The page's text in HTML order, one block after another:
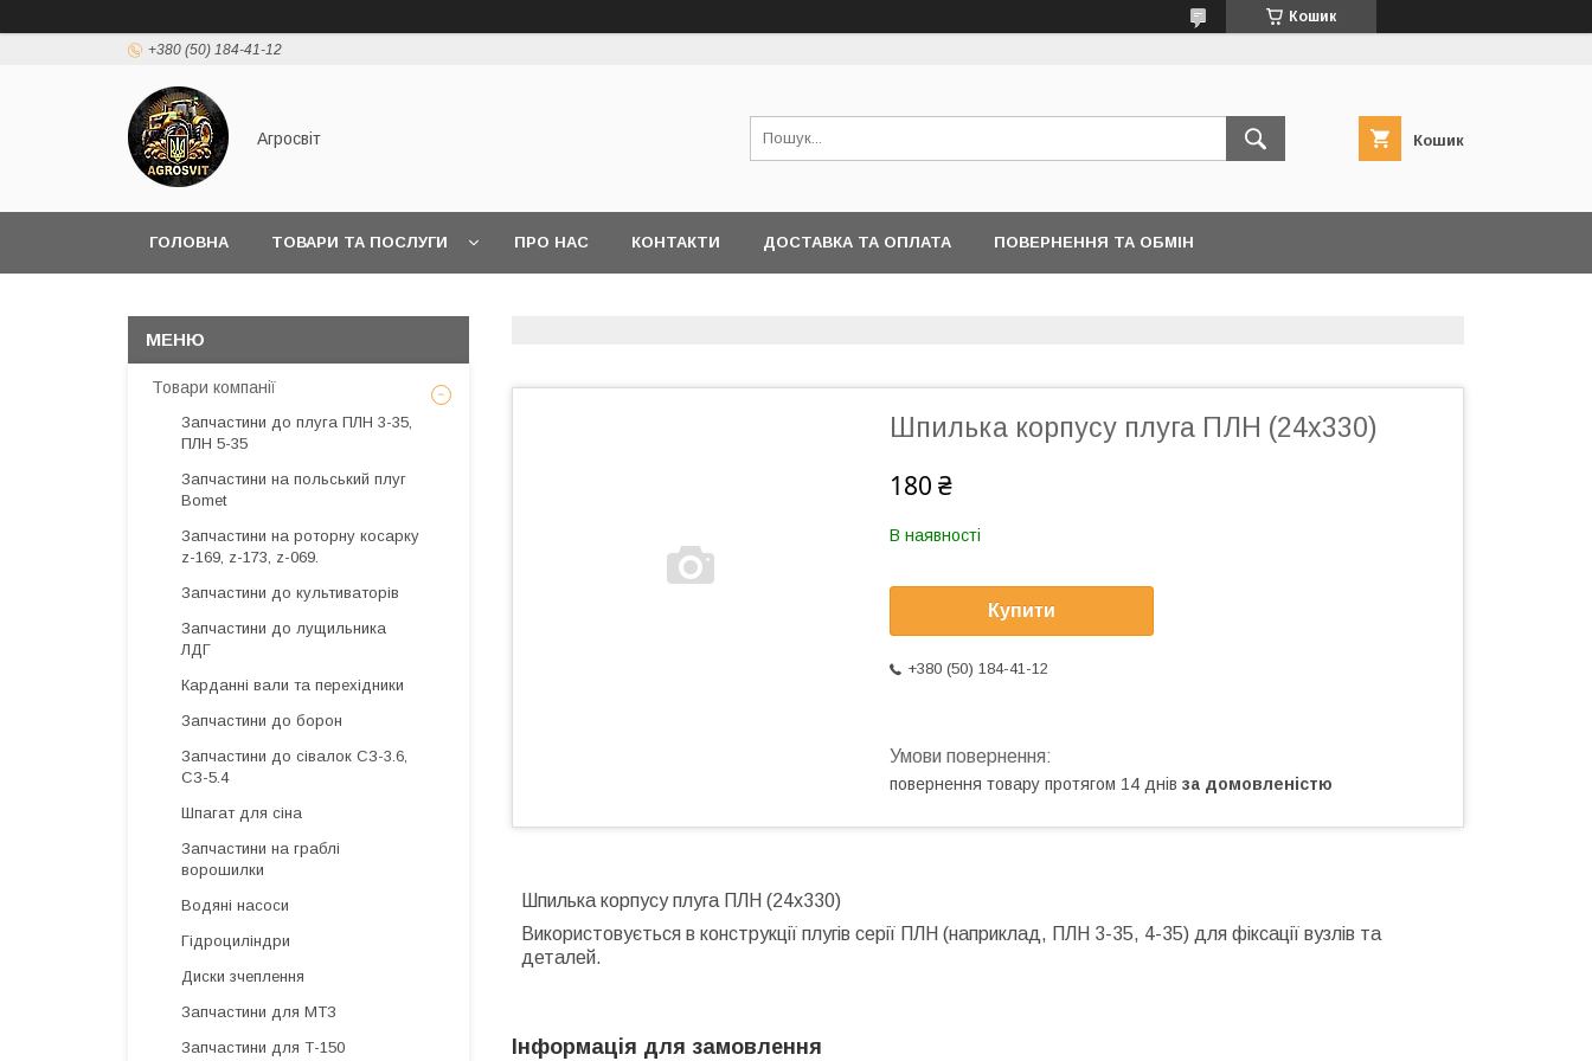
Кошик
+380 (50) 184-41-12
Агросвіт Кошик
ГОЛОВНА ТОВАРИ ТА ПОСЛУГИ ПРО НАС КОНТАКТИ ДОСТАВКА ТА ОПЛАТА ПОВЕРНЕННЯ ТА ОБМІН
Шпилька корпусу плуга ПЛН (24х330)
180 ₴
В наявності
Купити
+380 (50) 184-41-12
повернення товару протягом 14 днів за домовленістю
Шпилька корпусу плуга ПЛН (24х330)
Використовується в конструкції плугів серії ПЛН (наприклад, ПЛН 3-35, 4-35) для фіксації вузлів та
деталей.
Інформація для замовлення
Товари компанії
Запчастини до плуга ПЛН 3-35,
ПЛН 5-35
Запчастини на польський плуг
Bomet
Запчастини на роторну косарку
z-169, z-173, z-069.
Запчастини до культиваторів
Запчастини до лущильника
ЛДГ
Карданні вали та перехідники
Запчастини до борон
Запчастини до сівалок СЗ-3.6,
СЗ-5.4
Шпагат для сіна
Запчастини на граблі
ворошилки
Водяні насоси
Гідроциліндри
Диски зчеплення
Запчастини для МТЗ
Запчастини для Т-150